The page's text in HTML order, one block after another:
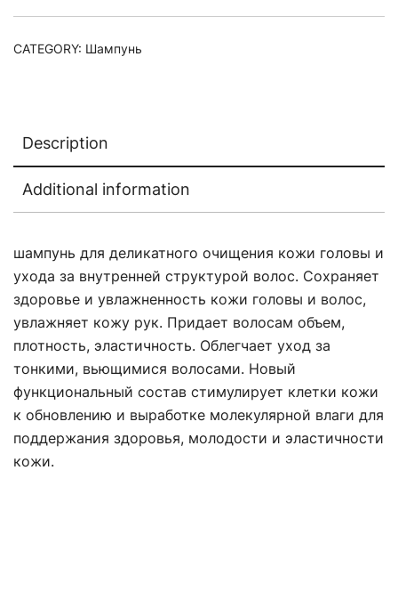
LEBEL
CATEGORY: Шампунь
Description
Additional information
шампунь для деликатного очищения кожи головы и
ухода за внутренней структурой волос. Сохраняет
здоровье и увлажненность кожи головы и волос,
увлажняет кожу рук. Придает волосам объем,
плотность, эластичность. Облегчает уход за
тонкими, вьющимися волосами. Новый
функциональный состав стимулирует клетки кожи
к обновлению и выработке молекулярной влаги для
поддержания здоровья, молодости и эластичности
кожи.